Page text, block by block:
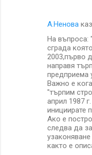
А.Ненова
Нa въпроса:
сграда
2003,първо
направя
предприема
Важно е
"търпим
април 1987
инициирате
Ако е
следва да
както е